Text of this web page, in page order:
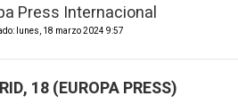
Press Internacional
lunes, 18 marzo 2024 9:57
18 (EUROPA PRESS)